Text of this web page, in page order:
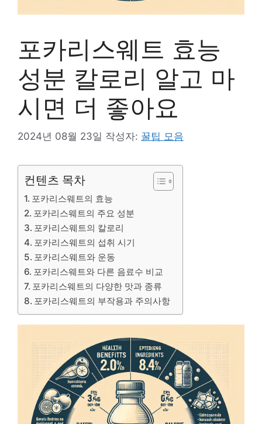
포카리스웨트 효능
성분 칼로리 알고 마
시면 더 좋아요
2024년 08월 23일 작성자: 꿀팁 모음
컨텐츠 목차
포카리스웨트의 효능
포카리스웨트의 주요 성분
포카리스웨트의 칼로리
포카리스웨트의 섭취 시기
포카리스웨트와 운동
포카리스웨트와 다른 음료수 비교
포카리스웨트의 다양한 맛과 종류
포카리스웨트의 부작용과 주의사항